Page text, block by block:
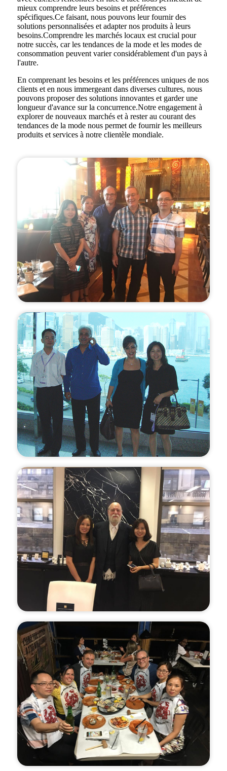
mieux comprendre leurs besoins et préférences
spécifiques.Ce faisant, nous pouvons leur fournir des
solutions personnalisées et adapter nos produits à leurs
besoins.Comprendre les marchés locaux est crucial pour
notre succès, car les tendances de la mode et les modes de
consommation peuvent varier considérablement d'un pays à
l'autre.
En comprenant les besoins et les préférences uniques de nos
clients et en nous immergeant dans diverses cultures, nous
pouvons proposer des solutions innovantes et garder une
longueur d'avance sur la concurrence.Notre engagement à
explorer de nouveaux marchés et à rester au courant des
tendances de la mode nous permet de fournir les meilleurs
produits et services à notre clientèle mondiale.